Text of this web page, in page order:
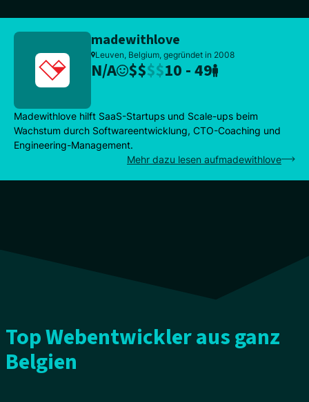
madewithlove
Leuven, Belgium, gegründet in 2008
N/A $$$$10 - 49
Madewithlove hilft SaaS-Startups und Scale-ups beim
Wachstum durch Softwareentwicklung, CTO-Coaching und
Engineering-Management.
Mehr dazu lesen aufmadewithlove
Top Webentwickler aus ganz
Belgien